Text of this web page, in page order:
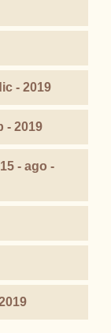
- 2019
- 2019
15 - ago -